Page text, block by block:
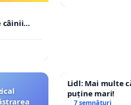
câinii
Lidl: Mai multe
puține mari!
7 semnături